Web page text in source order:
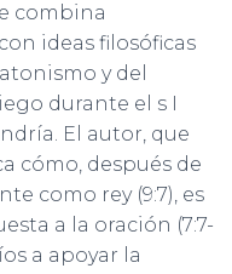
combina
ideas filosóficas
y del
durante el s I
El autor, que
cómo, después de
como rey (9:7), es
a la oración (7:7-
a apoyar la